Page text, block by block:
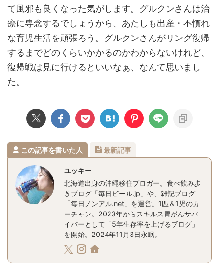
て風邪も良くなった気がします。グルクンさんは治
療に専念するでしょうから、あたしも出産・不慣れ
な育児生活を頑張ろう。グルクンさんがリング復帰
するまでどのくらいかかるのかわからないけれど、
復帰戦は見に行けるといいなぁ、なんて思いまし
た。
この記事を書いた人 最新記事
ユッキー
北海道出身の沖縄移住ブロガー。食べ飲み歩
きブログ「毎日ビール.jp」や、雑記ブログ
「毎日ノンアル.net」を運営。1匹＆1児のカ
ーチャン。2023年からスキルス胃がんサバ
イバーとして「5年生存率を上げるブログ」
を開始。2024年11月3日永眠。